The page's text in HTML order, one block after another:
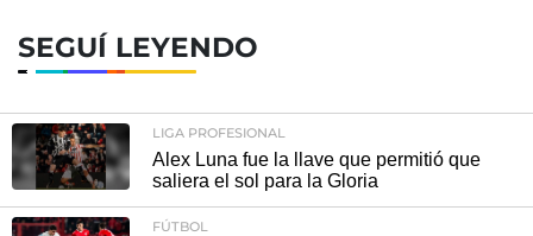
SEGUÍ LEYENDO
LIGA PROFESIONAL
Alex Luna fue la llave que permitió que
saliera el sol para la Gloria
FÚTBOL